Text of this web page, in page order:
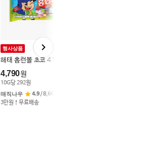
해태 홈런볼 초코 41G*4입
행사상품
4,790원
10G당292원
매직나우
4.9/8,660
3만원↑무료배송